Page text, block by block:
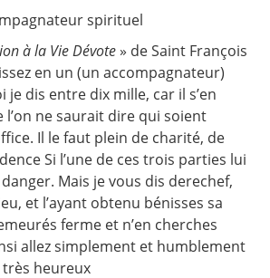
spirituel
à la Vie Dévote» de Saint François
en un (un accompagnateur)
je dis entre dix mille, car il s’en
ne saurait dire qui soient
Il le faut plein de charité, de
Si l’une de ces trois parties lui
Mais je vous dis derechef,
et l’ayant obtenu bénisses sa
ferme et n’en cherches
allez simplement et humblement
très heureux